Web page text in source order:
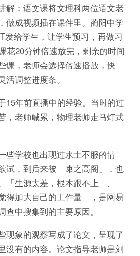
解；语文课将文理科两位语文老
做成视频插在课件里。蔺阳中学
发给学生，让学生预习，再做习
花20分钟倍速放完，剩余的时间
课，老师会选择倍速播放，快
活调整进度条。
年前直播中的经验。当时的过
，老师喊累，物理老师走马灯式
学校也出现过水土不服的情
试，到后来被「束之高阁」，也
「生源太差，根本跟不上」、
得加大自己的工作量」，是网易
查中搜集到的主要原因。
象的观察写成了论文，呈现了
没有的内容。论文指导老师是刘